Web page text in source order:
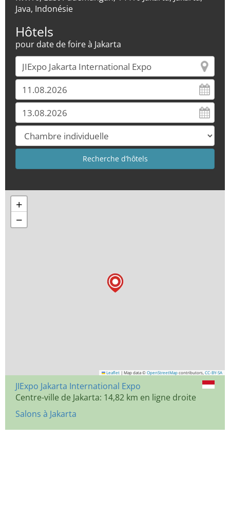
Java, Indonésie
Hôtels
pour date de foire à Jakarta
+
−
Leaflet | Map data © OpenStreetMap contributors, CC-BY-SA
JIExpo Jakarta International Expo
Centre-ville de Jakarta: 14,82 km en ligne droite
Salons à Jakarta